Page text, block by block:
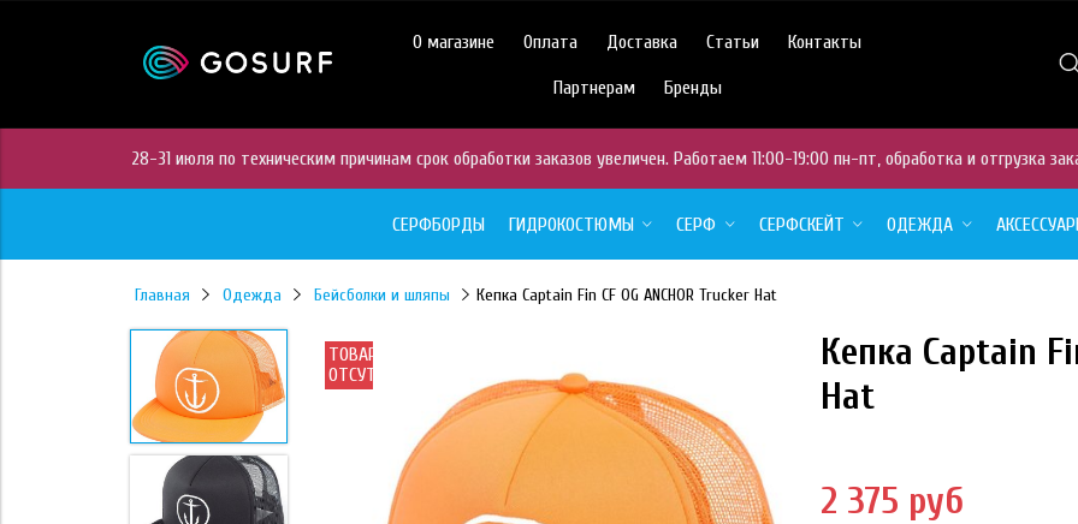
О магазине Оплата Доставка Статьи Контакты
Партнерам Бренды
28-31 июля по техническим причинам срок обработки заказов увеличен. Работаем 11:00-19:00 пн-пт, обработка и отгрузка
СЕРФБОРДЫ ГИДРОКОСТЮМЫ СЕРФ СЕРФСКЕЙТ ОДЕЖДА
Главная Одежда Бейсболки и шляпы Кепка Captain Fin CF OG ANCHOR Trucker Hat
ТОВАР
ОТСУТСТВУЕТ
ТОВАР
Кепка Captain
Hat
2 375 руб